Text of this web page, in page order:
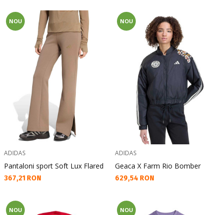
NOU
ADIDAS
Pantaloni sport Soft Lux Flared
Текуща цена:
367,21 RON
NOU
ADIDAS
Geaca X Farm Rio Bomber
Текуща цена:
629,54 RON
NOU NOU